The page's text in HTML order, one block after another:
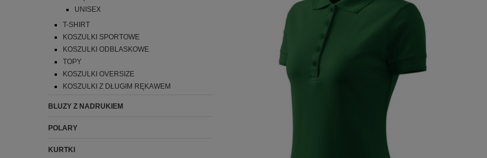
UNISEX
T-SHIRT
KOSZULKI SPORTOWE
KOSZULKI ODBLASKOWE
TOPY
KOSZULKI OVERSIZE
KOSZULKI Z DŁUGIM RĘKAWEM
BLUZY Z NADRUKIEM
POLARY
KURTKI